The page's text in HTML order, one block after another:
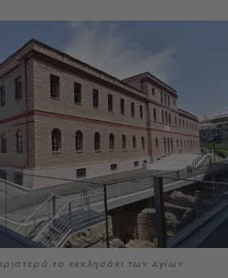
το εκκλησάκι των Αγίων